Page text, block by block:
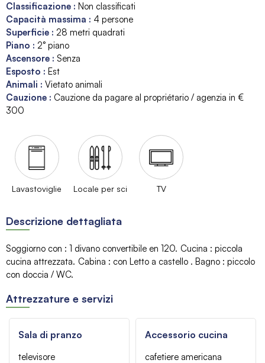
Classificazione : Non classificati
Capacità massima : 4 persone
Superficie : 28 metri quadrati
Piano : 2° piano
Ascensore : Senza
Esposto : Est
Animali : Vietato animali
Cauzione : Cauzione da pagare al propriétario / agenzia in €
300
Lavastoviglie Locale per sci TV
Descrizione dettagliata
Soggiorno con : 1 divano convertibile en 120 Cucina : piccola
cucina attrezzata Cabina : con Letto a castello Bagno : piccolo
con doccia / WC
Attrezzature e servizi
Sala di pranzo
televisore
Accessorio cucina
cafetiere americana